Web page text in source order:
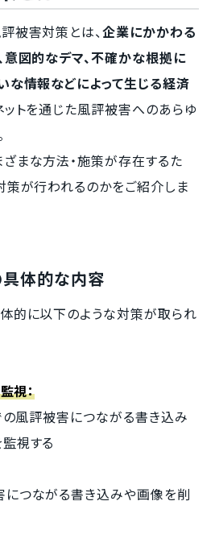
被害対策とは、企業にかかわる
意図的なデマ、不確かな根拠に
な情報などによって生じる経済
ットを通じた風評被害へのあらゆ
まな方法・施策が存在するた
策が行われるのかをご紹介しま
体的な内容
的に以下のような対策が取られ
視：
風評被害につながる書き込み
視する
つながる書き込みや画像を削